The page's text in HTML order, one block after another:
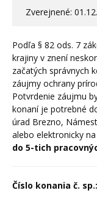
Zverejnené:
Podľa § 82 ods. 7
krajiny v znení
začatých správnych
záujmy ochrany
Potvrdenie záujmu
konaní je potrebné
úrad Brezno,
alebo elektronicky
do 5-tich
Číslo konania č. sp.: